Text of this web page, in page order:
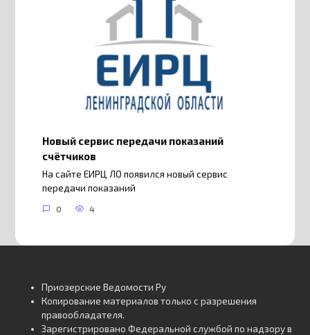
Новый сервис передачи показаний
счётчиков
На сайте ЕИРЦ ЛО появился новый сервис
передачи показаний
0 4
Приозерские Ведомости Ру
Копирование материалов только с разрешения
правообладателя.
Зарегистрировано Федеральной службой по надзору в